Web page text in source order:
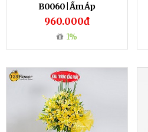
B0060 | Ấm Áp
960.000đ
1%